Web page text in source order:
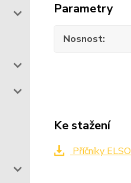
Parametry
Nosnost
Ke stažení
Příčníky